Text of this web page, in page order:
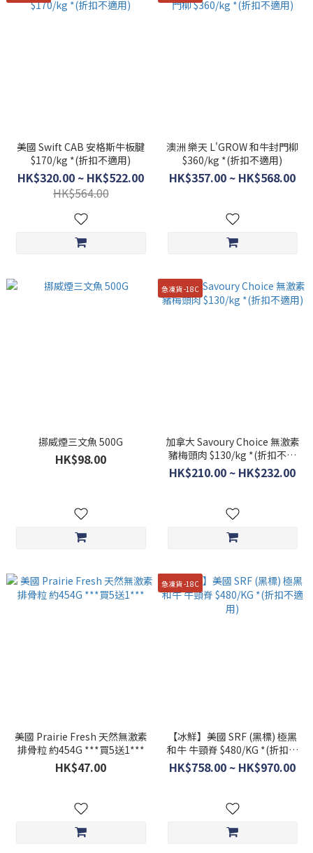
美國 Swift CAB 安格斯牛板腱
$170/kg *(折扣不適用)
HK$320.00 ~ HK$522.00
HK$564.00
澳洲 樂天 L'GROW 和牛封門柳
$360/kg *(折扣不適用)
HK$357.00 ~ HK$568.00
挪威煙三文魚 500G
HK$98.00
急凍貨 -18C
加拿大 Savoury Choice 無激素
豬梅頭肉 $130/kg *(折扣不適
用)
HK$210.00 ~ HK$232.00
美國 Prairie Fresh 天然無激素
排骨粒 約454G ***買5送1***
HK$47.00
急凍貨 -18C
【冰鮮】美國 SRF (黑標) 極黑
和牛 牛頸脊 $480/KG *(折扣不
適用)
HK$758.00 ~ HK$970.00